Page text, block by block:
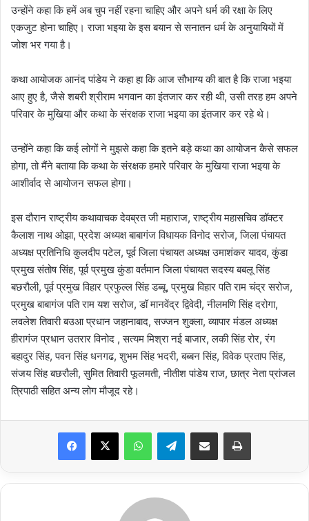
उन्होंने कहा कि हमें अब चुप नहीं रहना चाहिए और अपने धर्म की रक्षा के लिए
एकजुट होना चाहिए। राजा भइया के इस बयान से सनातन धर्म के अनुयायियों में
जोश भर गया है।
कथा आयोजक आनंद पांडेय ने कहा हा कि आज सौभाग्य की बात है कि राजा भइया
आए हुए है, जैसे शबरी श्रीराम भगवान का इंतजार कर रही थी, उसी तरह हम अपने
परिवार के मुखिया और कथा के संरक्षक राजा भइया का इंतजार कर रहे थे।
उन्होंने कहा कि कई लोगों ने मुझसे कहा कि इतने बड़े कथा का आयोजन कैसे सफल
होगा, तो मैंने बताया कि कथा के संरक्षक हमारे परिवार के मुखिया राजा भइया के
आशीर्वाद से आयोजन सफल होगा।
इस दौरान राष्ट्रीय कथावाचक देवब्रत जी महाराज, राष्ट्रीय महासचिव डॉक्टर
कैलाश नाथ ओझा, प्रदेश अध्यक्ष बाबागंज विधायक विनोद सरोज, जिला पंचायत
अध्यक्ष प्रतिनिधि कुलदीप पटेल, पूर्व जिला पंचायत अध्यक्ष उमाशंकर यादव, कुंडा
प्रमुख संतोष सिंह, पूर्व प्रमुख कुंडा वर्तमान जिला पंचायत सदस्य बबलू सिंह
बछरौली, पूर्व प्रमुख विहार प्रफुल्ल सिंह डब्बू, प्रमुख विहार पति राम चंद्र सरोज,
प्रमुख बाबागंज पति राम यश सरोज, डॉ मानवेंद्र द्विवेदी, नीलमणि सिंह दरोगा,
लवलेश तिवारी बउआ प्रधान जहानाबाद, सज्जन शुक्ला, व्यापार मंडल अध्यक्ष
हीरागंज प्रधान उतरार विनोद , सत्यम मिश्रा नई बाजार, लकी सिंह रोर, रंग
बहादुर सिंह, पवन सिंह धनगढ, शुभम सिंह भदरी, बब्बन सिंह, विवेक प्रताप सिंह,
संजय सिंह बछरौली, सुमित तिवारी फूलमती, नीतीश पांडेय राज, छात्र नेता प्रांजल
त्रिपाठी सहित अन्य लोग मौजूद रहे।
Facebook
X WhatsAppTelegramShare via Email Print